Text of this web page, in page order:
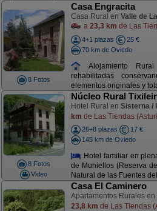
8 Fotos
Casa Engracita
Casa Rural en Valle de
a 23,3 km de Las
4+1 plazas
25 €
70 km de Oviedo
Alojamiento
rehabilitadas
elementos originales y
8 Fotos
Video
Núcleo Rural
Hotel Rural en Sisterna /
km de Las Tiendas
26+8 plazas
17 €
145 km de Oviedo
Hotel familiar en
de Muniellos (Reserva
Natural de las Fuentes
Casa El Caminero
Apartamentos Rurales en
23,8 km de Las Tiendas